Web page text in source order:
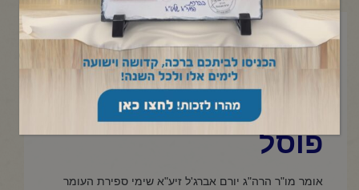
פרשת תזריע-מצורע
מאי 1, 2025
כל הפוסל במומו
פוסל
אומר מו"ר הרה"ג יורם אברג'ל זיע"א שימי ספירת העומר